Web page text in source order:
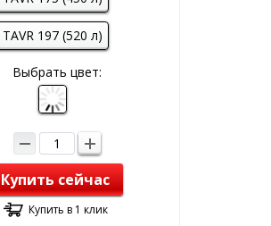
TAVR 197 (520 л)
Выбрать цвет:
Купить сейчас
Купить в 1 клик